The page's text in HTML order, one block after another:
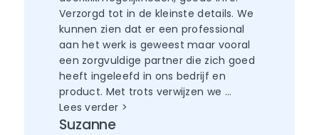
Verzorgd tot in de kleinste details. We
kunnen zien dat er een professional
aan het werk is geweest maar vooral
een zorgvuldige partner die zich goed
heeft ingeleefd in ons bedrijf en
product. Met trots verwijzen we …
Lees verder >
Suzanne